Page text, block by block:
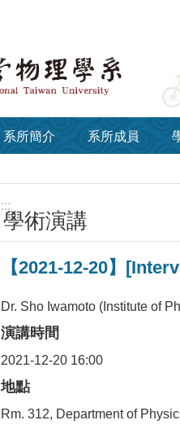
系所簡介 系所成員
:::
學術演講
【2021-12-20】
Dr. Sho Iwamoto (Institute of
演講時間
2021-12-20 16:00
地點
Rm. 312, Department of